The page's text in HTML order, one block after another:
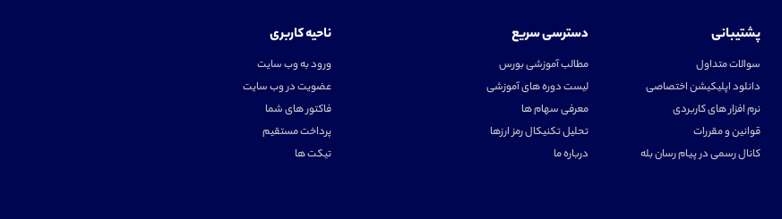
پشتیبانی
سوالات متداول
دانلود اپلیکیشن اختصاصی
نرم افزار های کاربردی
قوانین و مقررات
کانال رسمی در پیام رسان بله
دسترسی سریع
مطالب آموزشی بورس
لیست دوره های آموزشی
معرفی سهام ها
تحلیل تکنیکال رمز ارزها
درباره ما
ناحیه کاربری
ورود به وب سایت
عضویت در وب سایت
فاکتور های شما
پرداخت مستقیم
تیکت ها